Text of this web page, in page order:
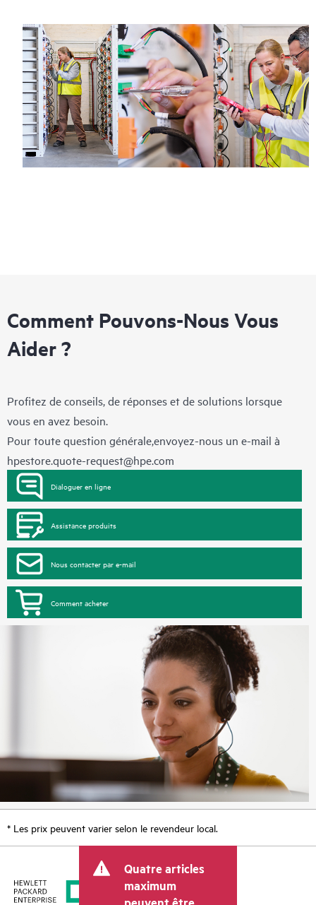
Comment Pouvons-Nous Vous
Aider ?
Profitez de conseils, de réponses et de solutions lorsque
vous en avez besoin.
Pour toute question générale,envoyez-nous un e-mail à
hpestore.quote-request@hpe.com
Dialoguer en ligne
Assistance produits
Nous contacter par e-mail
Comment acheter
* Les prix peuvent varier selon le revendeur local.
Quatre articles
maximum